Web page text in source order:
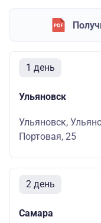
1 день
Ульяновск
Ульяновск,
Портовая, 25
2 день
Самара